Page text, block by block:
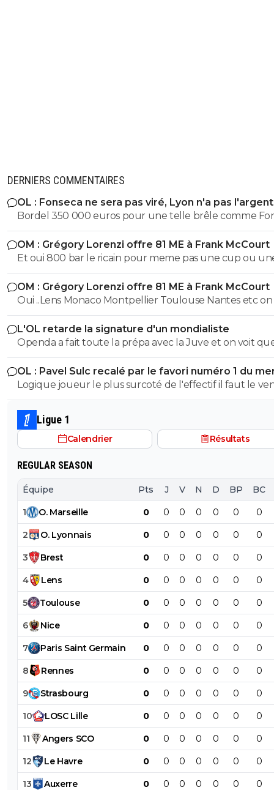
DERNIERS COMMENTAIRES
OL : Fonseca ne sera pas viré, Lyon n'a pas
le faire
Bordel 350 000 euros pour une telle brêle comme
avec un palmarès néant et un sabotage dans tous les
dans lesquels il est passé c'est vraiment le casse du
Comme quoi avec une bonne gueule et avoir l'accent
on peut percer même en étant la plus grosse brêle de la
classe.
OM : Grégory Lorenzi offre 81 ME à Frank McCourt
Et oui 800 bar le ricain pour meme pas une cup ou
guignol
OM : Grégory Lorenzi offre 81 ME à Frank McCourt
Oui ..Lens Monaco Montpellier Toulouse Nantes etc
mieux avec moins
L'OL retarde la signature d'un mondialiste
Openda a fait toute la prépa avec la Juve et on voit
un joueur de qualité. Pas très réjouissant ce qu'on a pu voir
de la part de la majorité de nos joueurs, recrues
c'est sûr mais c'est pas encore suffisant pour qu'on en
une conclusion, sauf si le groupe lâche Fonseca. Je dirais que
vu le contexte bâtard avec des joueurs partants,
doivent retrouver du rythme et du niveau, d'autres
semblent ne pas être du tout dans le projet ni avoir
niveau, Nartey en fait partie, et puis que sont arrivés
moment.
OL : Pavel Sulc recalé par le favori numéro 1 du
Logique joueur le plus surcoté de l'effectif il faut le
absolument il vaudra plus rien l'année prochaine
Ligue 1
Calendrier Résultats
REGULAR SEASON
Équipe Pts J V N D BP BC
1 O. Marseille 0 0 0 0 0 0 0
2 O. Lyonnais 0 0 0 0 0 0 0
3 Brest 0 0 0 0 0 0 0
4 Lens 0 0 0 0 0 0 0
5 Toulouse 0 0 0 0 0 0 0
6 Nice 0 0 0 0 0 0 0
7 Paris Saint Germain 0 0 0 0 0 0 0
8 Rennes 0 0 0 0 0 0 0
9 Strasbourg 0 0 0 0 0 0 0
10 LOSC Lille 0 0 0 0 0 0 0
11 Angers SCO 0 0 0 0 0 0 0
12 Le Havre 0 0 0 0 0 0 0
13 Auxerre 0 0 0 0 0 0 0